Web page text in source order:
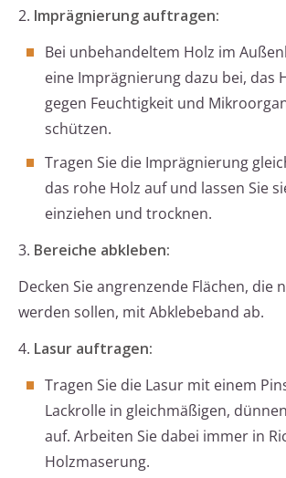
2. Imprägnierung auftragen:
Bei unbehandeltem Holz im
eine Imprägnierung dazu bei, das
gegen Feuchtigkeit und
schützen.
Tragen Sie die Imprägnierung
das rohe Holz auf und lassen Sie
einziehen und trocknen.
3. Bereiche abkleben:
Decken Sie angrenzende Flächen, die
werden sollen, mit Abklebeband ab.
4. Lasur auftragen:
Tragen Sie die Lasur mit einem
Lackrolle in gleichmäßigen,
auf. Arbeiten Sie dabei immer in
Holzmaserung.